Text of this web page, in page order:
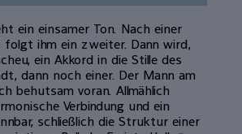
ein einsamer Ton. Nach einer
folgt ihm ein zweiter. Dann wird,
ein Akkord in die Stille des
dann noch einer. Der Mann am
behutsam voran. Allmählich
Verbindung und ein
schließlich die Struktur einer